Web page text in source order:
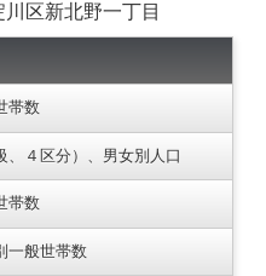
区新北野一丁目
帯数
、４区分）、男女別人口
帯数
一般世帯数